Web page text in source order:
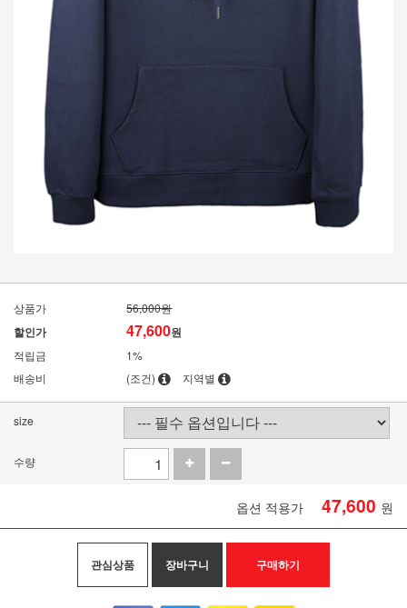
상품가 56,000원
할인가 47,600원
적립금
1%
배송비
(조건) 지역별
size
수량
옵션 적용가 47,600 원
관심상품 장바구니 구매하기